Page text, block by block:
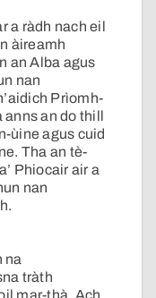
a ràdh nach eil
àireamh
an Alba agus
nan
Prìomh-
anns an do thill
ùine agus cuid
Tha an tè-
Phiocair air a
nan
na
tràth